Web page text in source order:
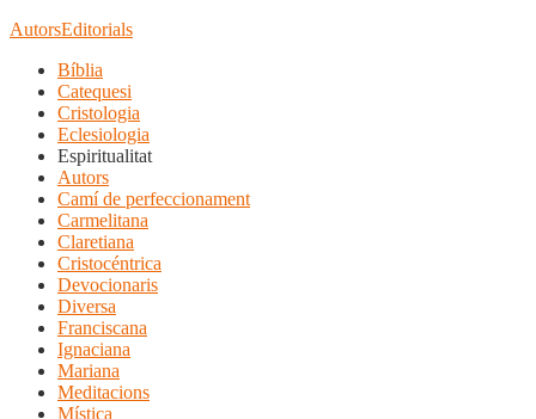
AutorsEditorials
Bíblia
Catequesi
Cristologia
Eclesiologia
Espiritualitat
Autors
Camí de perfeccionament
Carmelitana
Claretiana
Cristocéntrica
Devocionaris
Diversa
Franciscana
Ignaciana
Mariana
Meditacions
Mística